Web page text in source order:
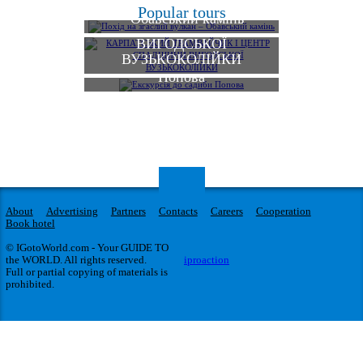
Popular tours
Похід на згаслий вулкан
– Обавський камінь
ТРАМВАЙЧИК І
ЦЕНТР СПАДЩИНИ
ВИГОДСЬКОЇ
ВУЗЬКОКОЛІЙКИ
Екскурсія до садиби
Попова
About Advertising Partners Contacts Careers
Cooperation
Book hotel
© IGotoWorld.com - Your GUIDE TO
the WORLD. All rights reserved.
Full or partial copying of materials is
prohibited.
iproaction